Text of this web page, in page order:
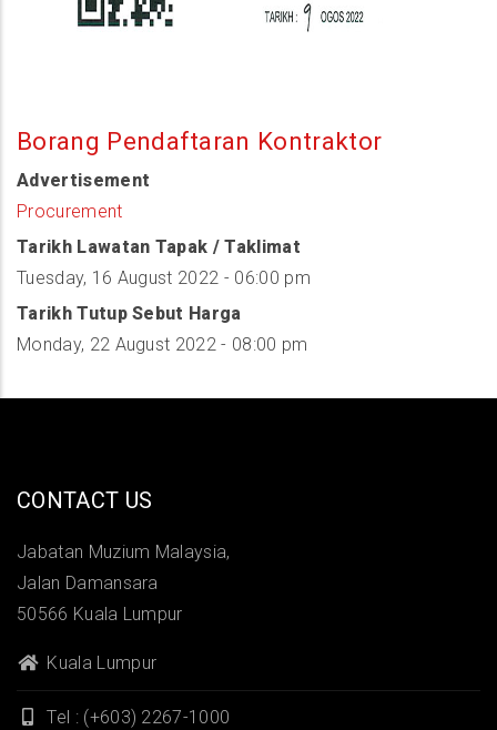
Borang Pendaftaran Kontraktor
Advertisement
Procurement
Tarikh Lawatan Tapak / Taklimat
Tuesday, 16 August 2022 - 06:00 pm
Tarikh Tutup Sebut Harga
Monday, 22 August 2022 - 08:00 pm
CONTACT US
Jabatan Muzium Malaysia,
Jalan Damansara
50566 Kuala Lumpur
Kuala Lumpur
Tel : (+603) 2267-1000